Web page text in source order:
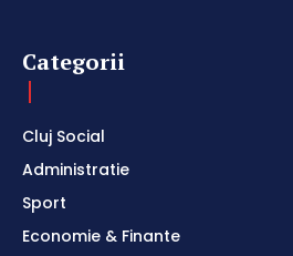
Categorii
Cluj Social
Administratie
Sport
Economie & Finante